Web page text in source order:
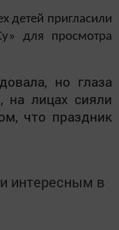
детей пригласили
для просмотра
но глаза
на лицах сияли
что праздник
интересным в